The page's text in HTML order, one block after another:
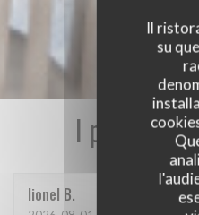
Il
su
I pareri
lionel B